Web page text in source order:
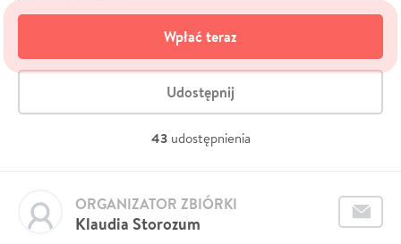
Wpłać teraz
Udostępnij
43 udostępnienia
Klaudia Storozum
ORGANIZATOR ZBIÓRKI